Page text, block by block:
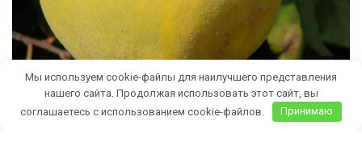
Мы используем cookie-файлы для наилучшего представления
нашего сайта. Продолжая использовать этот сайт, вы
соглашаетесь с использованием cookie-файлов.
Принимаю